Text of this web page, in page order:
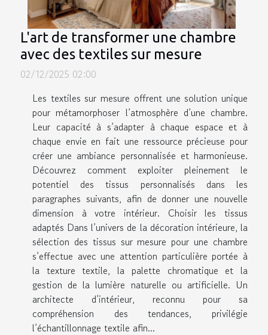
L'art de transformer une chambre
avec des textiles sur mesure
02/12/2025 02:00
Les textiles sur mesure offrent une solution unique
pour métamorphoser l’atmosphère d’une chambre.
Leur capacité à s’adapter à chaque espace et à
chaque envie en fait une ressource précieuse pour
créer une ambiance personnalisée et harmonieuse.
Découvrez comment exploiter pleinement le
potentiel des tissus personnalisés dans les
paragraphes suivants, afin de donner une nouvelle
dimension à votre intérieur. Choisir les tissus
adaptés Dans l’univers de la décoration intérieure, la
sélection des tissus sur mesure pour une chambre
s’effectue avec une attention particulière portée à
la texture textile, la palette chromatique et la
gestion de la lumière naturelle ou artificielle. Un
architecte d’intérieur, reconnu pour sa
compréhension des tendances, privilégie
l’échantillonnage textile afin...